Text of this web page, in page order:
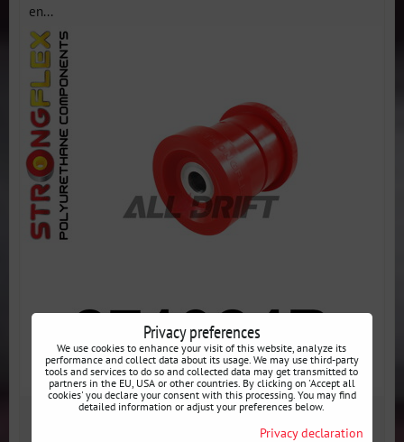
en...
Privacy preferences
We use cookies to enhance your visit of this website, analyze its
performance and collect data about its usage. We may use third-party
tools and services to do so and collected data may get transmitted to
partners in the EU, USA or other countries. By clicking on 'Accept all
cookies' you declare your consent with this processing. You may find
detailed information or adjust your preferences below.
Privacy declaration